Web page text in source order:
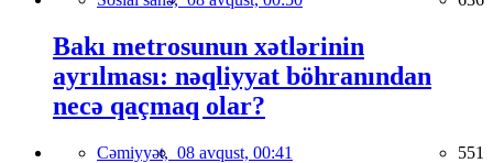
Bakı metrosunun xətlərinin
ayrılması: nəqliyyat böhranından
necə qaçmaq olar?
Cəmiyyət, 08 avqust, 00:41 551